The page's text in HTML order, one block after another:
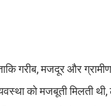
गरीब, मजदूर और
को मजबूती मिलती थी,